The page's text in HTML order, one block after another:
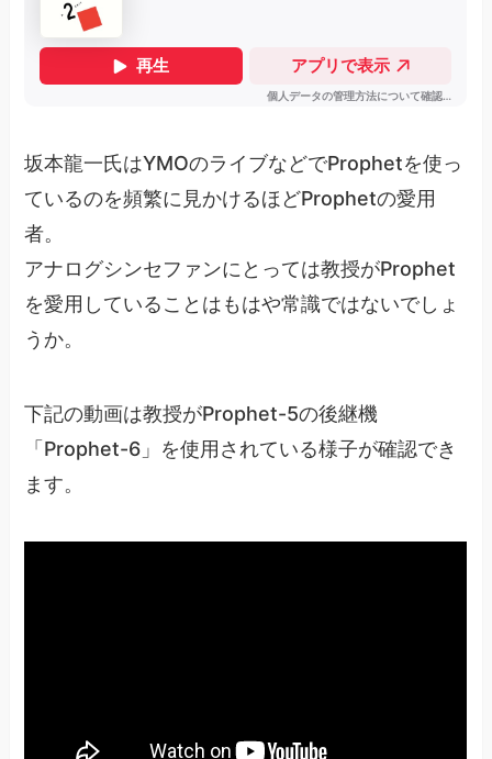
坂本龍一氏はYMOのライブなどでProphetを使っ
ているのを頻繁に見かけるほどProphetの愛用
者。
アナログシンセファンにとっては教授がProphet
を愛用していることはもはや常識ではないでしょ
うか。
下記の動画は教授がProphet-5の後継機
「Prophet-6」を使用されている様子が確認でき
ます。